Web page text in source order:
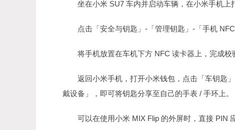
坐在小米 SU7 车内并启动车辆，在小米手机上
点击「安全与钥匙」-「管理钥匙」-「手机 NFC
将手机放置在车机下方 NFC 读卡器上，完成校
返回小米手机，打开小米钱包，点击「车钥匙」
戴设备」，即可将钥匙分享至自己的手表 / 手环上。
可以在使用小米 MIX Flip 的外屏时，直接 PIN